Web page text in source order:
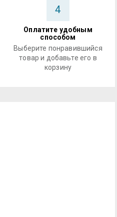
4
Оплатите удобным
способом
Выберите понравившийся
товар и добавьте его в
корзину